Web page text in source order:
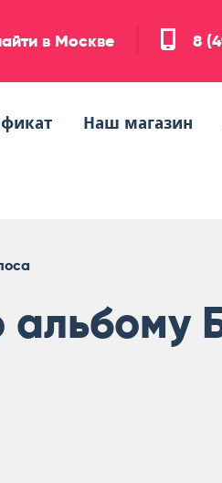
в Москве 8
Наш магазин
альбому